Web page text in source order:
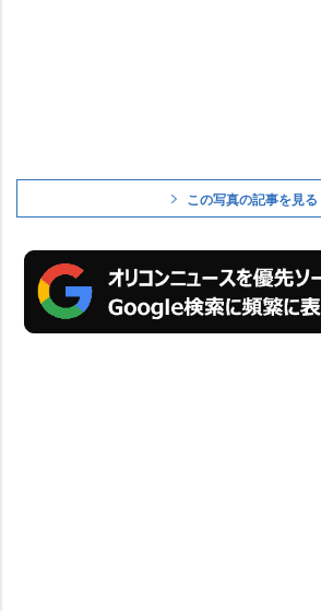
この写真の記事を見る